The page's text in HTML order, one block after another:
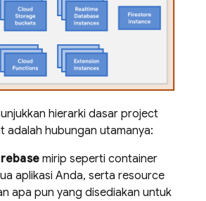
hierarki dasar project
adalah hubungan utamanya:
mirip seperti container
aplikasi Anda, serta resource
apa pun yang disediakan untuk